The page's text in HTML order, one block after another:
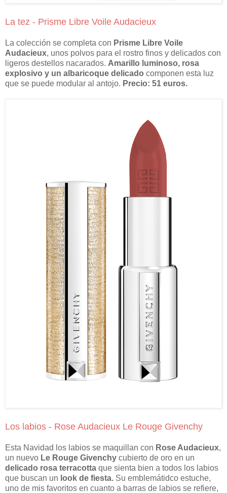
La tez - Prisme Libre Voile Audacieux
La colección se completa con Prisme Libre Voile
Audacieux, unos polvos para el rostro finos y delicados con
ligeros destellos nacarados. Amarillo luminoso, rosa
explosivo y un albaricoque delicado componen esta luz
que se puede modular al antojo. Precio: 51 euros.
Los labios - Rose Audacieux Le Rouge Givenchy
Esta Navidad los labios se maquillan con Rose Audacieux,
un nuevo Le Rouge Givenchy cubierto de oro en un
delicado rosa terracotta que sienta bien a todos los labios
que buscan un look de fiesta. Su emblemátidco estuche,
uno de mis favoritos en cuanto a barras de labios se refiere,